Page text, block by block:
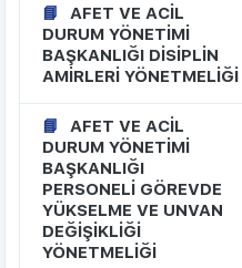
AFET VE ACİL
DURUM YÖNETİMİ
BAŞKANLIĞI DİSİPLİN
AMİRLERİ YÖNETMELİĞİ
AFET VE ACİL
DURUM YÖNETİMİ
BAŞKANLIĞI
PERSONELİ GÖREVDE
YÜKSELME VE UNVAN
DEĞİŞİKLİĞİ
YÖNETMELİĞİ